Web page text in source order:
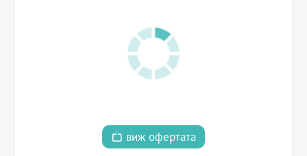
виж офертата